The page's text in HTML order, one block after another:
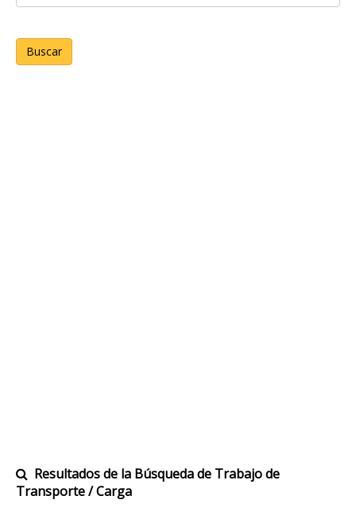
Buscar
Resultados de la Búsqueda de Trabajo de
Transporte / Carga